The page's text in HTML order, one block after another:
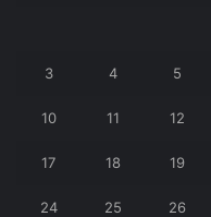
3 4 5
10 11 12
17 18 19
24 25 26